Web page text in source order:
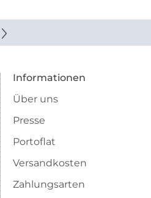
Informationen
Über uns
Presse
Portoflat
Versandkosten
Zahlungsarten